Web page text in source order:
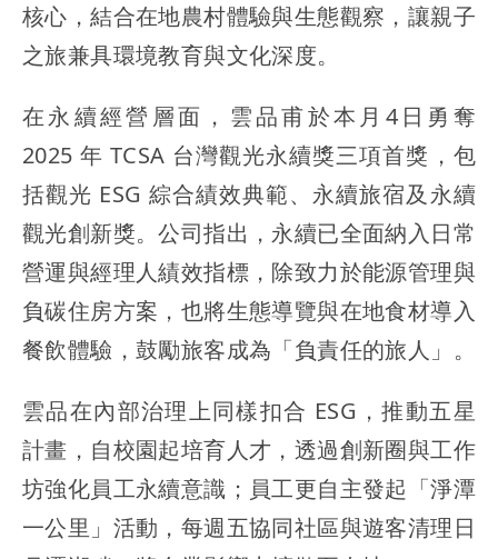
核心，結合在地農村體驗與生態觀察，讓親子
之旅兼具環境教育與文化深度。
在永續經營層面，雲品甫於本月4日勇奪
2025 年 TCSA 台灣觀光永續獎三項首獎，包
括觀光 ESG 綜合績效典範、永續旅宿及永續
觀光創新獎。公司指出，永續已全面納入日常
營運與經理人績效指標，除致力於能源管理與
負碳住房方案，也將生態導覽與在地食材導入
餐飲體驗，鼓勵旅客成為「負責任的旅人」。
雲品在內部治理上同樣扣合 ESG，推動五星
計畫，自校園起培育人才，透過創新圈與工作
坊強化員工永續意識；員工更自主發起「淨潭
一公里」活動，每週五協同社區與遊客清理日